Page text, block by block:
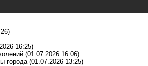
16:25)
(01.07.2026 16:06)
города (01.07.2026 13:25)